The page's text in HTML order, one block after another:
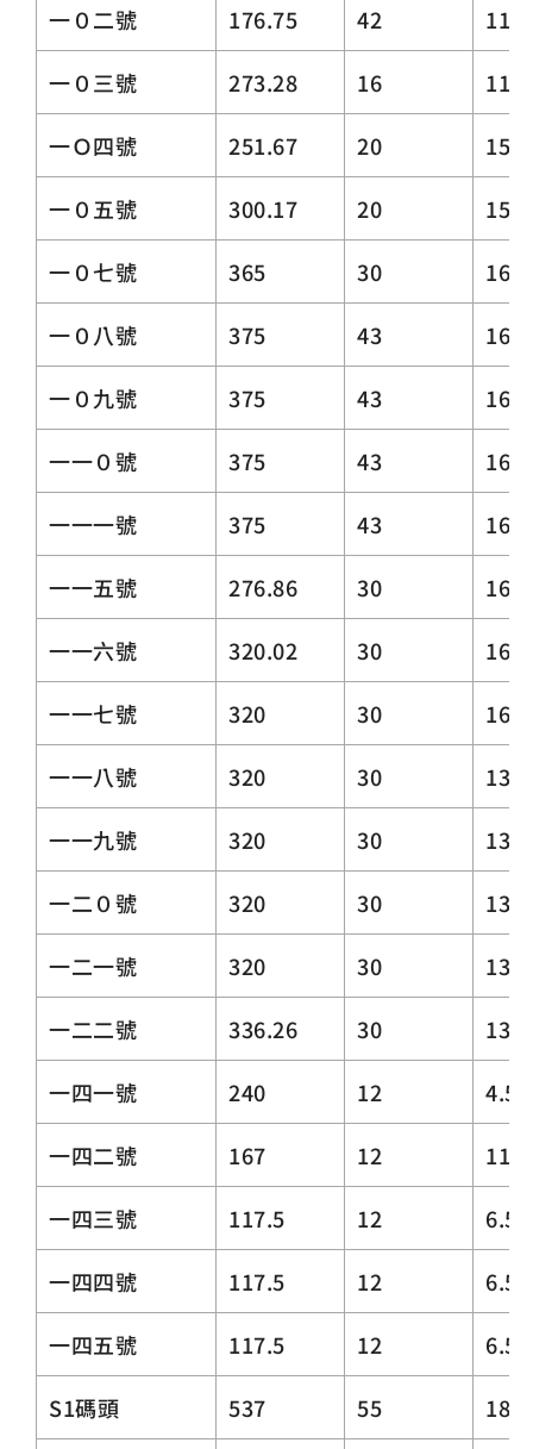
一０二號 176.75 42 11.3
一０三號 273.28 16 11.3
一Ｏ四號 251.67 20 15.5
一０五號 300.17 20 15.5
一０七號 365 30 16
一０八號 375 43 16
一０九號 375 43 16
一一０號 375 43 16
一一一號 375 43 16
一一五號 276.86 30 16.5
一一六號 320.02 30 16.5
一一七號 320 30
一一八號 320 30 13.5
一一九號 320 30 13.5
一二０號 320 30 13.5
一二一號 320 30 13.5
一二二號 336.26 30 13.5
一四一號 240 12 4.5
一四二號 167 12 11.5
一四三號 117.5 12 6.5
一四四號 117.5 12 6.5
一四五號 117.5 12 6.5
S1碼頭 537 55 18